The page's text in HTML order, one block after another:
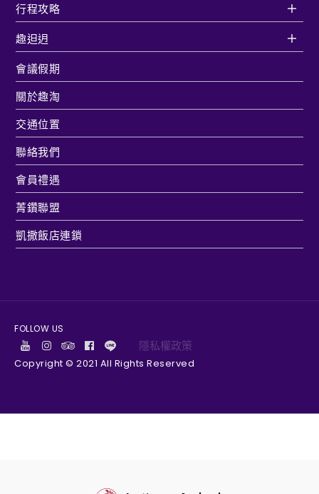
行程攻略
趣𨑨迌
會議假期
關於趣淘
交通位置
聯絡我們
會員禮遇
菁鑽聯盟
凱撒飯店連鎖
FOLLOW US
隱私權政策
Copyright © 2021 All Rights Reserved